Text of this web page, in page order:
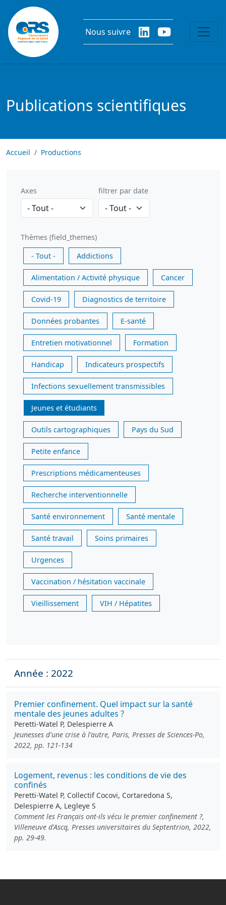
Aller au contenu principal
Nous suivre
Publications scientifiques
Accueil Productions
Axes filtrer par date
Thèmes (field_themes)
- Tout -
Addictions
Alimentation / Activité physique Cancer
Covid-19 Diagnostics de territoire
Données probantes E-santé
Entretien motivationnel Formation
Handicap Indicateurs prospectifs
Infections sexuellement transmissibles
Jeunes et étudiants
Outils cartographiques Pays du Sud
Petite enfance
Prescriptions médicamenteuses
Recherche interventionnelle
Santé environnement Santé mentale
Santé travail Soins primaires
Urgences
Vaccination / hésitation vaccinale
Vieillissement VIH / Hépatites
Année : 2022
Premier confinement. Quel impact sur la santé
mentale des jeunes adultes ?
Peretti-Watel P, Delespierre A
Jeunesses d'une crise à l'autre, Paris, Presses de Sciences-Po,
2022, pp. 121-134
Logement, revenus : les conditions de vie des
confinés
Peretti-Watel P, Collectif Cocovi, Cortaredona S,
Delespierre A, Legleye S
Comment les Français ont-ils vécu le premier confinement ?,
Villeneuve d'Ascq, Presses universitaires du Septentrion, 2022,
pp. 29-49.